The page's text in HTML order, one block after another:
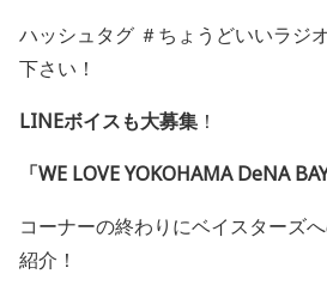
ハッシュタグ ＃ちょうどいいラジ
下さい！
LINEボイスも大募集 ！
「WE LOVE YOKOHAMA DeNA
コーナーの終わりにベイスターズ
紹介！